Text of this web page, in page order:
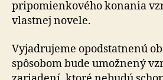
pripomienkového konania
vlastnej novele.
Vyjadrujeme opodstatnenú
spôsobom bude umožnený